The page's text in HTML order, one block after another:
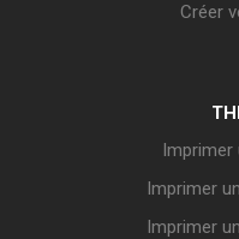
Créer
Imprimer
Imprimer
Imprimer